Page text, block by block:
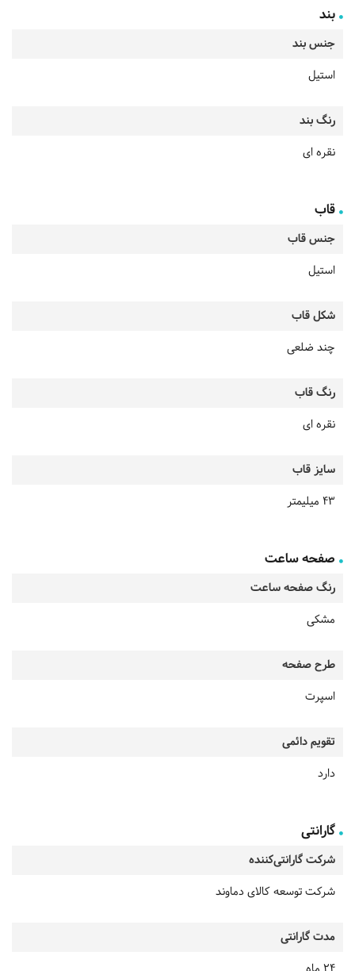
بند
جنس بند
استیل
رنگ بند
نقره ای
قاب
جنس قاب
استیل
شکل قاب
چند ضلعی
رنگ قاب
نقره ای
سایز قاب
43 میلیمتر
صفحه ساعت
رنگ صفحه ساعت
مشکی
طرح صفحه
اسپرت
تقویم دائمی
دارد
گارانتی
شرکت گارانتی‌کننده
شرکت توسعه کالای دماوند
مدت گارانتی